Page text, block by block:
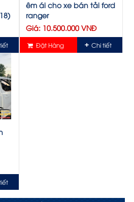
êm ái cho xe bán tải ford
ranger
Giá: 10.500.000 VNĐ
Đặt Hàng Chi tiết